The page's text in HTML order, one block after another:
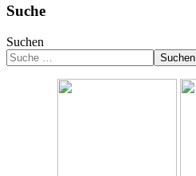
Suche
Suchen
Suchen